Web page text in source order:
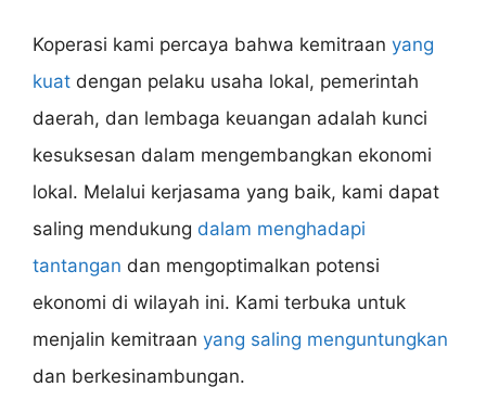
Koperasi kami percaya bahwa kemitraan yang
kuat dengan pelaku usaha lokal, pemerintah
daerah, dan lembaga keuangan adalah kunci
kesuksesan dalam mengembangkan ekonomi
lokal. Melalui kerjasama yang baik, kami dapat
saling mendukung dalam menghadapi
tantangan dan mengoptimalkan potensi
ekonomi di wilayah ini. Kami terbuka untuk
menjalin kemitraan yang saling menguntungkan
dan berkesinambungan.